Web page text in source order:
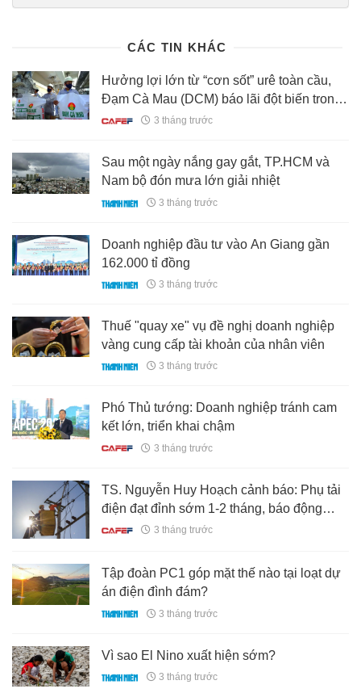
CÁC TIN KHÁC
Hưởng lợi lớn từ “cơn sốt” urê toàn cầu,
Đạm Cà Mau (DCM) báo lãi đột biến trong
quý 1
3 tháng trước
Sau một ngày nắng gay gắt, TP.HCM và
Nam bộ đón mưa lớn giải nhiệt
3 tháng trước
Doanh nghiệp đầu tư vào An Giang gần
162.000 tỉ đồng
3 tháng trước
Thuế "quay xe" vụ đề nghị doanh nghiệp
vàng cung cấp tài khoản của nhân viên
3 tháng trước
Phó Thủ tướng: Doanh nghiệp tránh cam
kết lớn, triển khai chậm
3 tháng trước
TS. Nguyễn Huy Hoạch cảnh báo: Phụ tải
điện đạt đỉnh sớm 1-2 tháng, báo động
"mùa khô không bình thường"
3 tháng trước
Tập đoàn PC1 góp mặt thế nào tại loạt dự
án điện đình đám?
3 tháng trước
Vì sao El Nino xuất hiện sớm?
3 tháng trước